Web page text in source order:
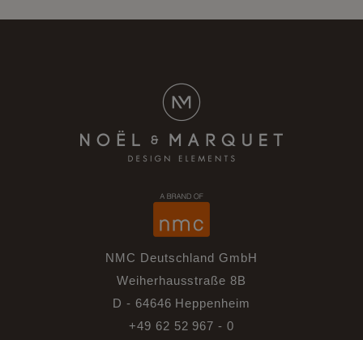
NMC Deutschland GmbH
Weiherhausstraße 8B
D - 64646 Heppenheim
+49 62 52 967 - 0